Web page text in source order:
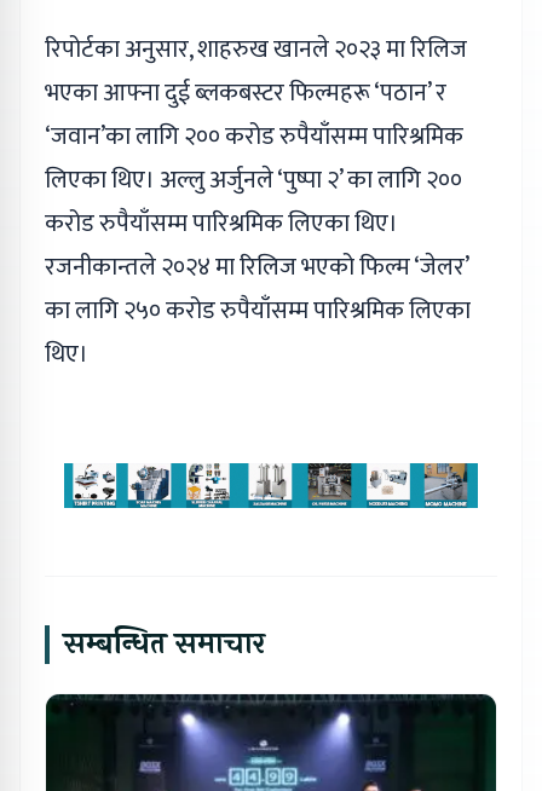
रिपोर्टका अनुसार, शाहरुख खानले २०२३ मा रिलिज
भएका आफ्ना दुई ब्लकबस्टर फिल्महरू ‘पठान’ र
‘जवान’का लागि २०० करोड रुपैयाँसम्म पारिश्रमिक
लिएका थिए। अल्लु अर्जुनले ‘पुष्पा २’ का लागि २००
करोड रुपैयाँसम्म पारिश्रमिक लिएका थिए।
रजनीकान्तले २०२४ मा रिलिज भएको फिल्म ‘जेलर’
का लागि २५० करोड रुपैयाँसम्म पारिश्रमिक लिएका
थिए।
सम्बन्धित समाचार